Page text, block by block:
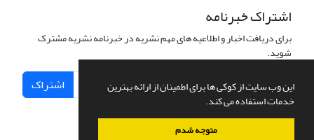
این وب سایت از کوکی ها برای اطمینان از ارائه بهترین
خدمات استفاده می کند.
متوجه شدم
اشتراک خبرنامه
برای دریافت اخبار و اطلاعیه های مهم نشریه در خبرنامه نشریه مشترک
شوید.
اشتراک